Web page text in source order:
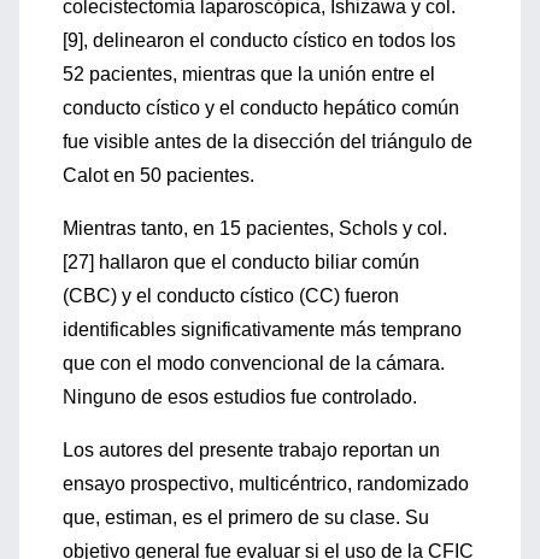
colecistectomía laparoscópica, Ishizawa y col.
[9], delinearon el conducto cístico en todos los
52 pacientes, mientras que la unión entre el
conducto cístico y el conducto hepático común
fue visible antes de la disección del triángulo de
Calot en 50 pacientes.
Mientras tanto, en 15 pacientes, Schols y col.
[27] hallaron que el conducto biliar común
(CBC) y el conducto cístico (CC) fueron
identificables significativamente más temprano
que con el modo convencional de la cámara.
Ninguno de esos estudios fue controlado.
Los autores del presente trabajo reportan un
ensayo prospectivo, multicéntrico, randomizado
que, estiman, es el primero de su clase. Su
objetivo general fue evaluar si el uso de la CFIC